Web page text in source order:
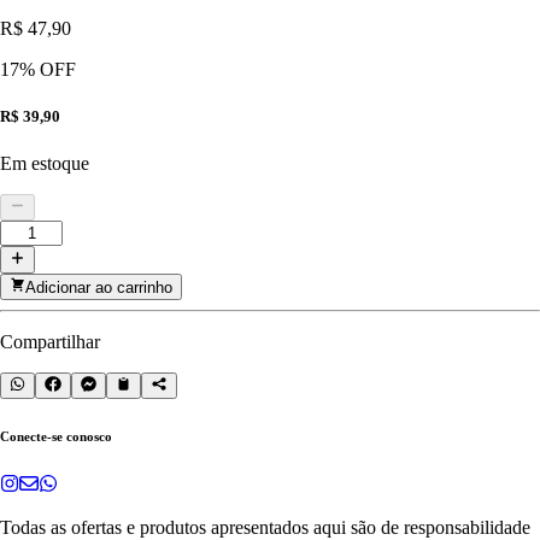
R$ 47,90
17% OFF
R$ 39,90
Em estoque
Adicionar ao carrinho
Compartilhar
Conecte-se conosco
Todas as ofertas e produtos apresentados aqui são de responsabilidade